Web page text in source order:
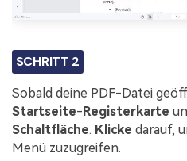
SCHRITT 2
Sobald deine PDF-Datei
Startseite-Registerkarte
Schaltfläche. Klicke darauf,
Menü zuzugreifen.